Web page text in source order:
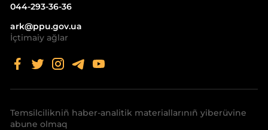
044-293-36-36
ark@ppu.gov.ua
İçtimaiy ağlar
Temsilcilikniñ haber-analitik materiallarınıñ yiberüvine
abune olmaq